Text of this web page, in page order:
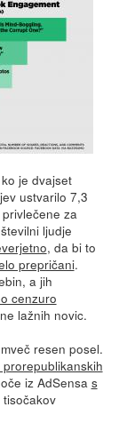
je dvajset
ustvarilo 7,3
za
ljudje
, da bi to
prepričani.
a jih
cenzuro
lažnih novic.
resen posel.
iz AdSensa s